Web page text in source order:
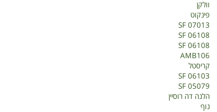
וולקן
פינקוט
SF 07013
SF 06108
SF 06108
AMB106
קריסטל
SF 06103
SF 05079
הלנה דה רוסיין
נוף